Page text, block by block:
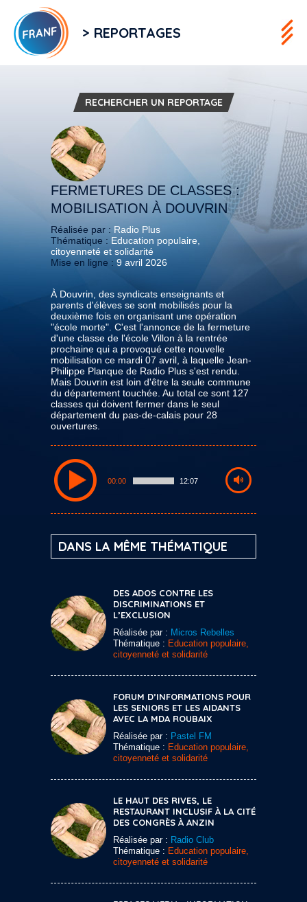
> REPORTAGES
RECHERCHER UN REPORTAGE
FERMETURES DE CLASSES :
MOBILISATION À DOUVRIN
Réalisée par : Radio Plus
Thématique : Education populaire,
citoyenneté et solidarité
Mise en ligne : 9 avril 2026
À Douvrin, des syndicats enseignants et
parents d'élèves se sont mobilisés pour la
deuxième fois en organisant une opération
"école morte". C'est l'annonce de la fermeture
d'une classe de l'école Villon à la rentrée
prochaine qui a provoqué cette nouvelle
mobilisation ce mardi 07 avril, à laquelle Jean-
Philippe Planque de Radio Plus s'est rendu.
Mais Douvrin est loin d'être la seule commune
du département touchée. Au total ce sont 127
classes qui doivent fermer dans le seul
département du pas-de-calais pour 28
ouvertures.
00:00 12:07
DANS LA MÊME THÉMATIQUE
DES ADOS CONTRE LES
DISCRIMINATIONS ET
L’EXCLUSION
Réalisée par : Micros Rebelles
Thématique : Education populaire,
citoyenneté et solidarité
FORUM D’INFORMATIONS POUR
LES SENIORS ET LES AIDANTS
AVEC LA MDA ROUBAIX
Réalisée par : Pastel FM
Thématique : Education populaire,
citoyenneté et solidarité
LE HAUT DES RIVES, LE
RESTAURANT INCLUSIF À LA CITÉ
DES CONGRÈS À ANZIN
Réalisée par : Radio Club
Thématique : Education populaire,
citoyenneté et solidarité